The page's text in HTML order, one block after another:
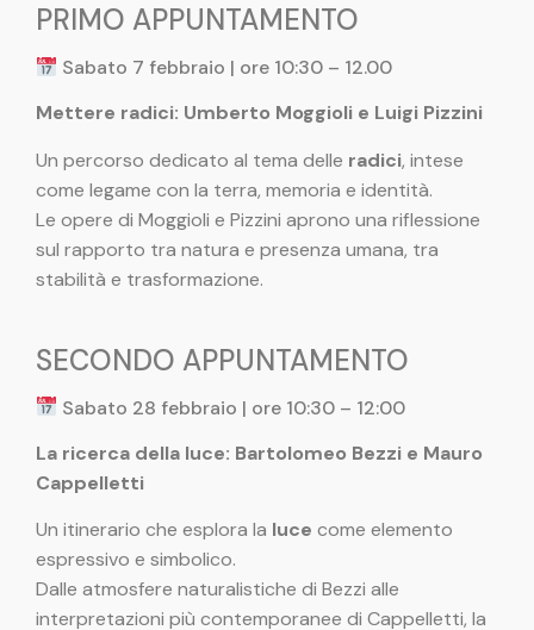
PRIMO APPUNTAMENTO
Sabato 7 febbraio | ore 10:30 – 12.00
Mettere radici: Umberto Moggioli e Luigi Pizzini
Un percorso dedicato al tema delle radici, intese
come legame con la terra, memoria e identità.
Le opere di Moggioli e Pizzini aprono una riflessione
sul rapporto tra natura e presenza umana, tra
stabilità e trasformazione.
SECONDO APPUNTAMENTO
Sabato 28 febbraio | ore 10:30 – 12:00
La ricerca della luce: Bartolomeo Bezzi e Mauro
Cappelletti
Un itinerario che esplora la luce come elemento
espressivo e simbolico.
Dalle atmosfere naturalistiche di Bezzi alle
interpretazioni più contemporanee di Cappelletti, la